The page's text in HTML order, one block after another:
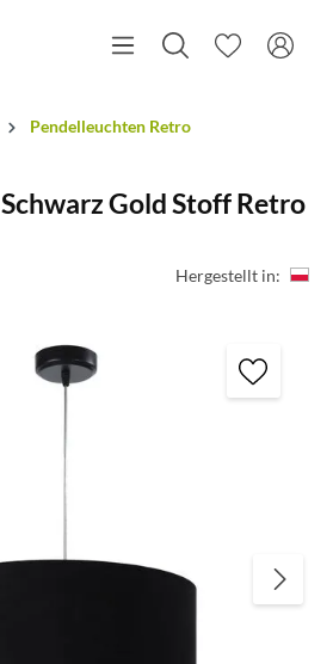
Pendelleuchten Retro
Gold Stoff Retro
Hergestellt in: